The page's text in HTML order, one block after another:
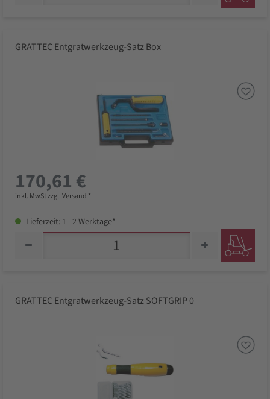
GRATTEC Entgratwerkzeug-Satz Box
170,61 €
inkl. MwSt zzgl. Versand *
Lieferzeit: 1 - 2 Werktage*
GRATTEC Entgratwerkzeug-Satz SOFTGRIP 0